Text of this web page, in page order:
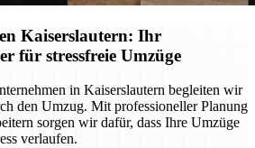
Kaiserslautern: Ihr
für stressfreie Umzüge
in Kaiserslautern begleiten wir
den Umzug. Mit professioneller Planung
sorgen wir dafür, dass Ihre Umzüge
verlaufen.